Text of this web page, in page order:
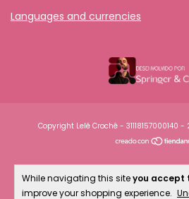
While navigating this siteyou accept
improve your shopping experience.
Languages and currencies
Copyright Lelê Crochê - 31118157000140